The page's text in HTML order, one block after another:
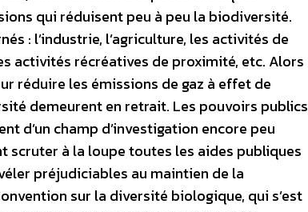
qui réduisent peu à peu la biodiversité.
: l’industrie, l’agriculture, les activités de
activités récréatives de proximité, etc. Alors
réduire les émissions de gaz à effet de
demeurent en retrait. Les pouvoirs publics
d’un champ d’investigation encore peu
scruter à la loupe toutes les aides publiques
préjudiciables au maintien de la
sur la diversité biologique, qui s’est